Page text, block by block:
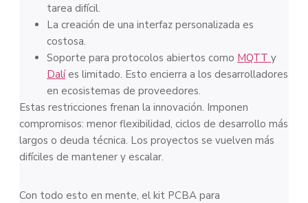
tarea difícil.
La creación de una interfaz personalizada es
costosa.
Soporte para protocolos abiertos como MQTT y
Dalíes limitado. Esto encierra a los desarrolladores
en ecosistemas de proveedores.
Estas restricciones frenan la innovación. Imponen
compromisos: menor flexibilidad, ciclos de desarrollo más
largos o deuda técnica. Los proyectos se vuelven más
difíciles de mantener y escalar.
Con todo esto en mente, el kit PCBA para